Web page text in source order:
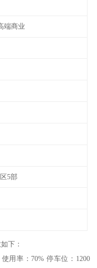
端商业
5部
下：
用率：70% 停车位：1200